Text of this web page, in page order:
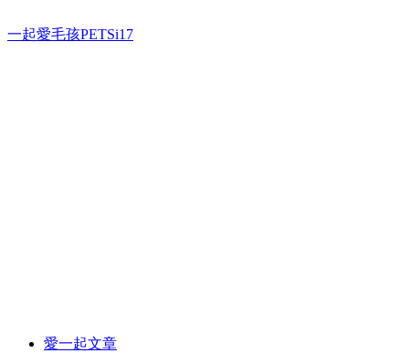
一起愛毛孩PETSi17
愛一起文章